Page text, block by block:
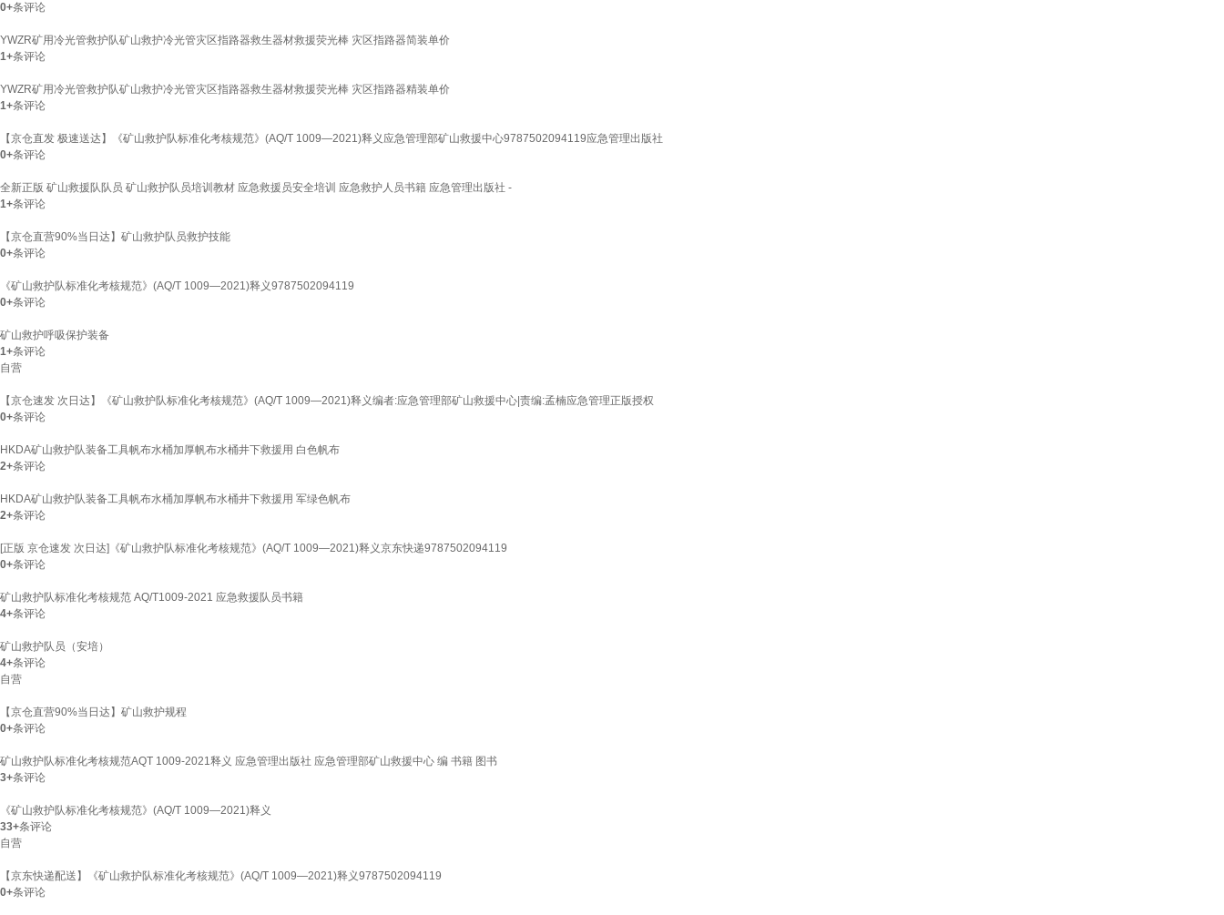
0+条评论
YWZR矿用冷光管救护队矿山救护冷光管灾区指路器救生器材救援荧光棒 灾区指路器简装单价
1+条评论
YWZR矿用冷光管救护队矿山救护冷光管灾区指路器救生器材救援荧光棒 灾区指路器精装单价
1+条评论
【京仓直发 极速送达】《矿山救护队标准化考核规范》(AQ/T 1009—2021)释义应急管理部矿山救援中心9787502094119应急管理出版社
0+条评论
全新正版 矿山救援队队员 矿山救护队员培训教材 应急救援员安全培训 应急救护人员书籍 应急管理出版社 -
1+条评论
【京仓直营90%当日达】矿山救护队员救护技能
0+条评论
《矿山救护队标准化考核规范》(AQ/T 1009—2021)释义9787502094119
0+条评论
矿山救护呼吸保护装备
1+条评论
自营
【京仓速发 次日达】《矿山救护队标准化考核规范》(AQ/T 1009—2021)释义编者:应急管理部矿山救援中心|责编:孟楠应急管理正版授权
0+条评论
HKDA矿山救护队装备工具帆布水桶加厚帆布水桶井下救援用 白色帆布
2+条评论
HKDA矿山救护队装备工具帆布水桶加厚帆布水桶井下救援用 军绿色帆布
2+条评论
[正版 京仓速发 次日达]《矿山救护队标准化考核规范》(AQ/T 1009—2021)释义京东快递9787502094119
0+条评论
矿山救护队标准化考核规范 AQ/T1009-2021 应急救援队员书籍
4+条评论
矿山救护队员（安培）
4+条评论
自营
【京仓直营90%当日达】矿山救护规程
0+条评论
矿山救护队标准化考核规范AQT 1009-2021释义 应急管理出版社 应急管理部矿山救援中心 编 书籍 图书
3+条评论
《矿山救护队标准化考核规范》(AQ/T 1009—2021)释义
33+条评论
自营
【京东快递配送】《矿山救护队标准化考核规范》(AQ/T 1009—2021)释义9787502094119
0+条评论